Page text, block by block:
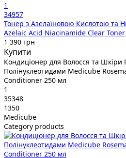
1
34957
Тонер з Азелаїновою Кислотою та
Azelaic Acid Niacinamide Clear
1 390 грн
Купити
Кондиціонер для Волосся та Шкіри
Полінуклеотидами Medicube
Conditioner 250 мл
1
35348
1350
Medicube
Category products